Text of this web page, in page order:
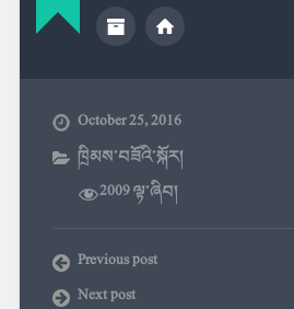
October 25, 2016
ཁྲིམས་བཟོའི་སྐོར།
2009 ལྟ་ཞིབ།
Previous post
Next post